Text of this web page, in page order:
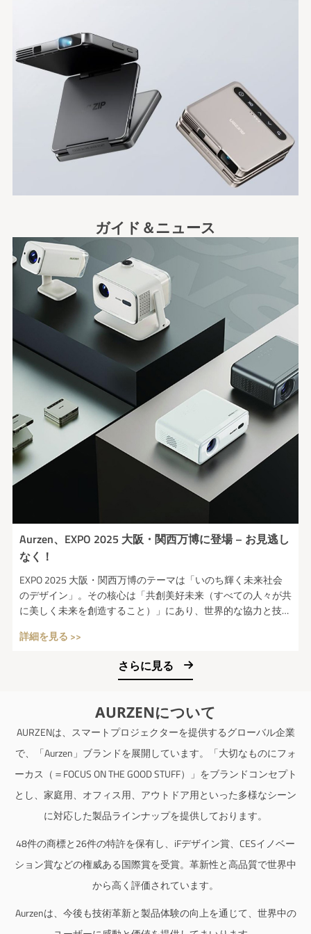
ガイド＆ニュース
Aurzen、EXPO 2025 大阪・関西万博に登場 – お見逃し
なく！
EXPO 2025 大阪・関西万博のテーマは「いのち輝く未来社会
のデザイン」。その核心は「共創美好未来（すべての人々が共
に美しく未来を創造すること）」にあり、世界的な協力と技術
供することを目的としています。 万博は、地球規模の課題や
本が掲げる国家戦略“Society...
詳細を見る >>
さらに見る
AURZENについて
AURZENは、スマートプロジェクターを提供するグローバル企業
で、「Aurzen」ブランドを展開しています。「大切なものにフォ
ーカス（＝FOCUS ON THE GOOD STUFF）」をブランドコンセプト
とし、家庭用、オフィス用、アウトドア用といった多様なシーン
に対応した製品ラインナップを提供しております。
48件の商標と26件の特許を保有し、iFデザイン賞、CESイノベー
ション賞などの権威ある国際賞を受賞。革新性と高品質で世界中
から高く評価されています。
Aurzenは、今後も技術革新と製品体験の向上を通じて、世界中の